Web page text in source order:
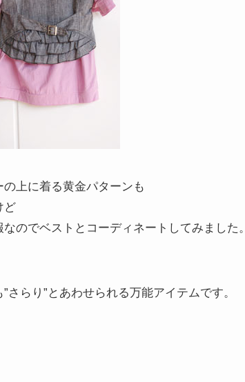
上に着る黄金パターンも
ど
のでベストとコーディネートしてみました。
らり”とあわせられる万能アイテムです。